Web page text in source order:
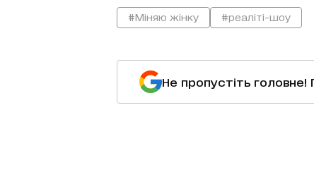
#Міняю жінку #реаліті-шоу
Не пропустіть головне!